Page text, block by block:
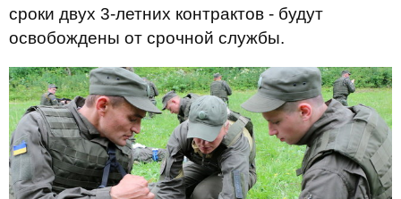
сроки двух 3-летних контрактов - будут
освобождены от срочной службы.